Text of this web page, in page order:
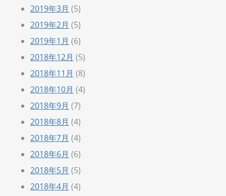
2019年3月 (5)
2019年2月 (5)
2019年1月 (6)
2018年12月 (5)
2018年11月 (8)
2018年10月 (4)
2018年9月 (7)
2018年8月 (4)
2018年7月 (4)
2018年6月 (6)
2018年5月 (5)
2018年4月 (4)